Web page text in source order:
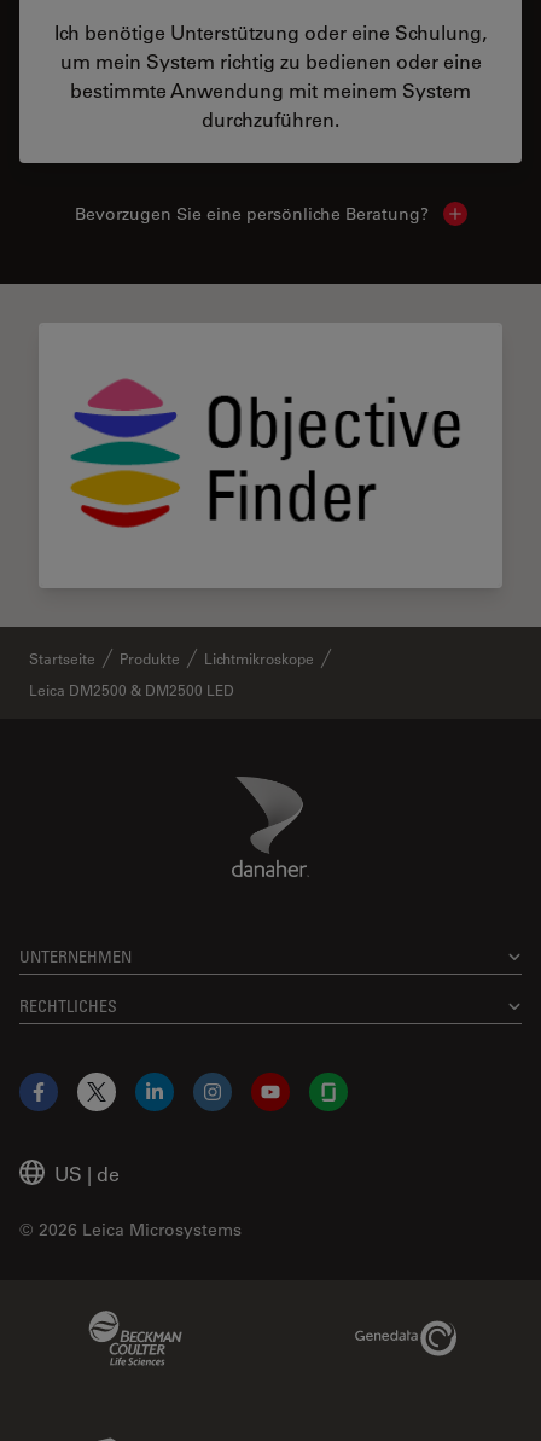
Ich benötige Unterstützung oder eine Schulung,
um mein System richtig zu bedienen oder eine
bestimmte Anwendung mit meinem System
durchzuführen.
Bevorzugen Sie eine persönliche Beratung? Show
Startseite Produkte
Lichtmikroskope
Leica DM2500 & DM2500 LED
Danaher Logo
UNTERNEHMEN
RECHTLICHES
US | de
© 2026 Leica Microsystems
Facebook
X LinkedInInstagramYouTubeGlassdoor
Genedata Link